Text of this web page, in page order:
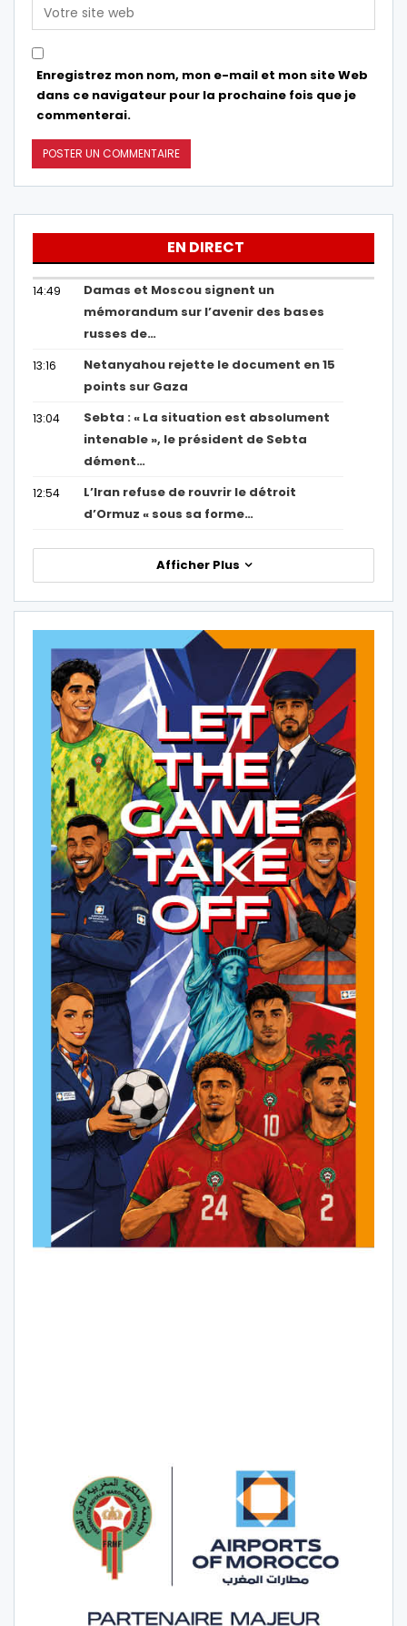
Enregistrez mon nom, mon e-mail et mon site Web
dans ce navigateur pour la prochaine fois que je
commenterai.
EN DIRECT
14:49
Damas et Moscou signent un
mémorandum sur l’avenir des bases
russes de…
13:16
Netanyahou rejette le document en 15
points sur Gaza
13:04
Sebta : « La situation est absolument
intenable », le président de Sebta
dément…
12:54
L’Iran refuse de rouvrir le détroit
d’Ormuz « sous sa forme…
Afficher Plus